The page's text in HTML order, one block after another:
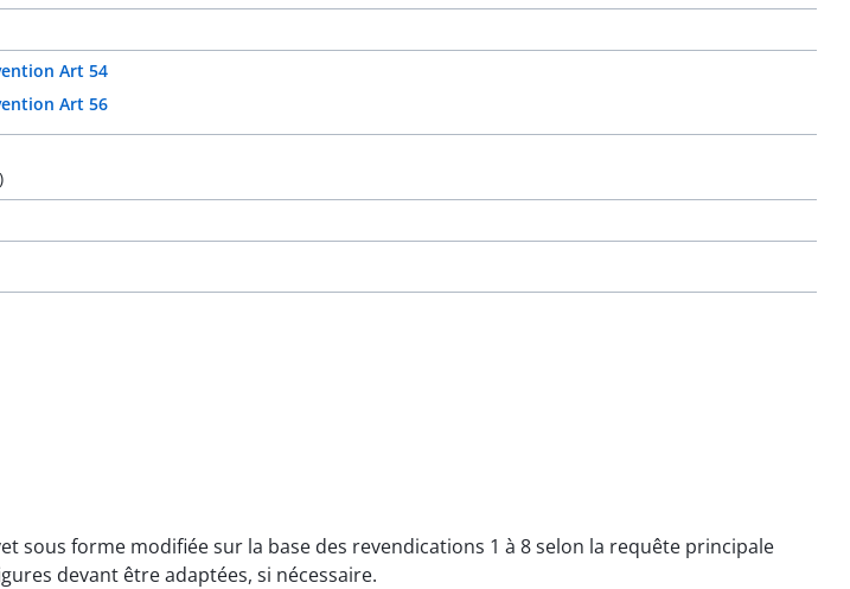
Art 54
Art 56
sous forme modifiée sur la base des revendications 1 à 8 selon la requête principale
devant être adaptées, si nécessaire.